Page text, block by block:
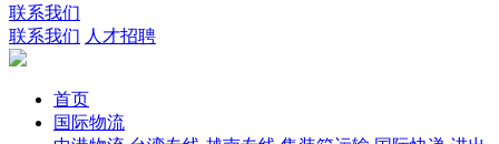
联系我们
联系我们 人才招聘
首页
国际物流